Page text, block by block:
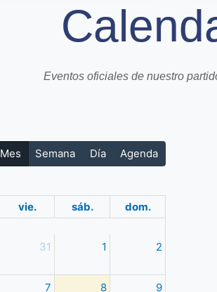
Eventos oficiales de nuestro
Mes Semana Día Agenda
vie. sáb. dom.
31 1 2
7 8 9